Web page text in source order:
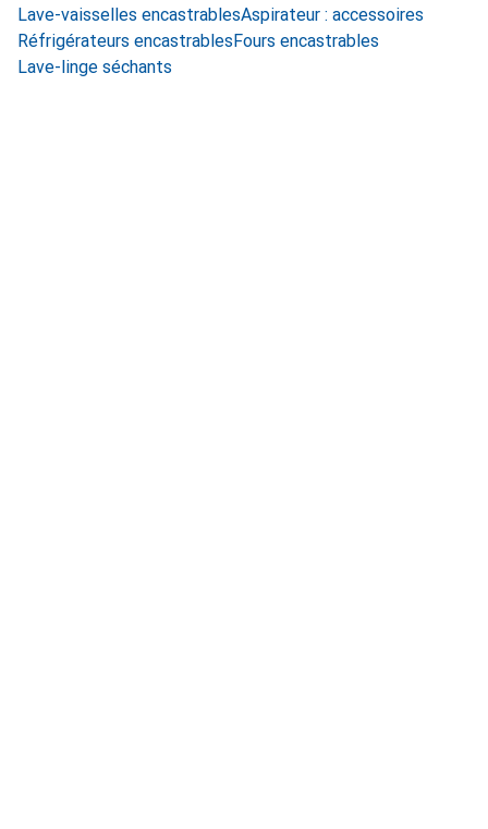
Lave-vaisselles encastrablesAspirateur : accessoires
Réfrigérateurs encastrablesFours encastrables
Lave-linge séchants